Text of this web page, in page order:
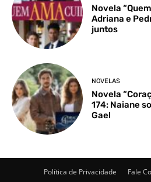
Novela
Adriana e
juntos
NOVELAS
Novela
174: Naiane
Gael
Política de Privacidade Fale